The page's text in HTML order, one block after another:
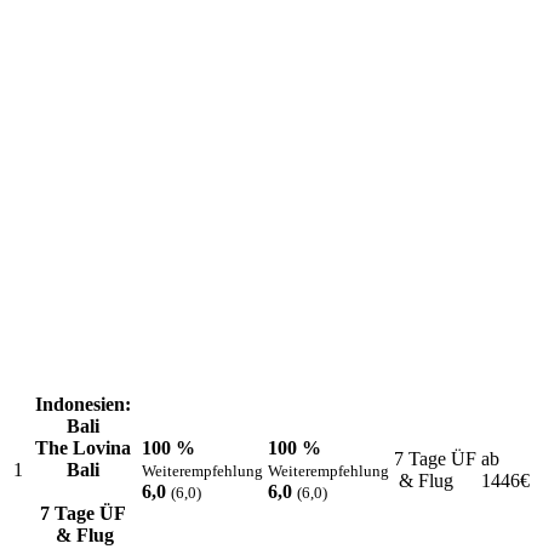
1
Indonesien:
Bali
The Lovina
Bali
7 Tage ÜF
& Flug
100 %
Weiterempfehlung
6,0 (6,0)
100 %
Weiterempfehlung
6,0 (6,0)
7 Tage ÜF
& Flug
ab
1446€